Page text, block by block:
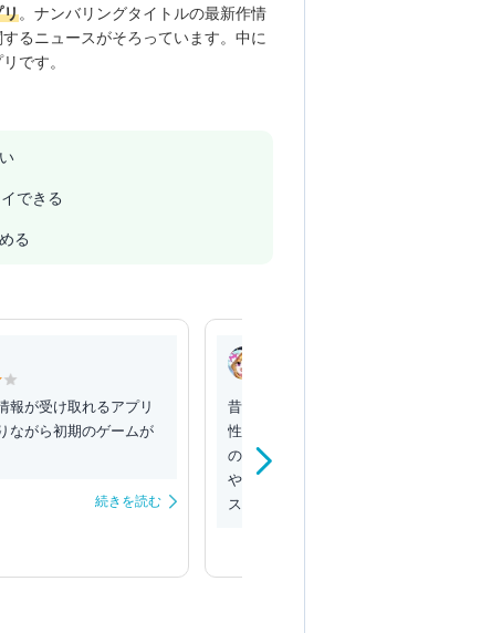
リ。ナンバリングタイトルの最新作情
るニュースがそろっています。中に
です。
できる
る
報が受け取れるアプリ
ながら初期のゲームが
続きを読む
昔の懐かしき１、2、3が遊べます！操作
性もスマホでしやすいようになっている
ので楽しめます。内容はそのままなので
やってみてください。ファンには一番オ
ススメのドラクエアプリ⋆⸜(* ॑꒳ ॑* )⸝